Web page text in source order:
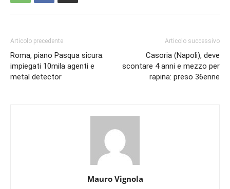
Articolo precedente
Roma, piano Pasqua sicura:
impiegati 10mila agenti e
metal detector
Articolo successivo
Casoria (Napoli), deve
scontare 4 anni e mezzo per
rapina: preso 36enne
Mauro Vignola